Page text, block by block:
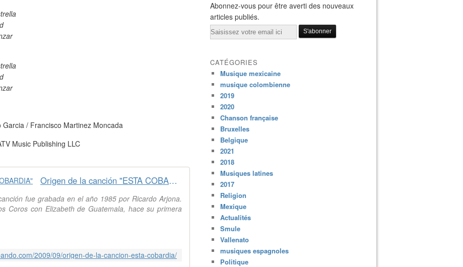
/ Francisco Martinez Moncada
Music Publishing LLC
Origen de la canción "ESTA COBARDIA"
fue grabada en el año 1985 por Ricardo Arjona.
Coros con Elizabeth de Guatemala, hace su primera
2009/09/origen-de-la-cancion-esta-cobardia/
Abonnez-vous pour être averti des nouveaux
articles publiés.
Email
CATÉGORIES
Musique mexicaine
musique colombienne
2019
2020
Chanson française
Bruxelles
Belgique
2021
2018
Musiques latines
2017
Religion
Mexique
Actualités
Smule
Vallenato
musiques espagnoles
Politique